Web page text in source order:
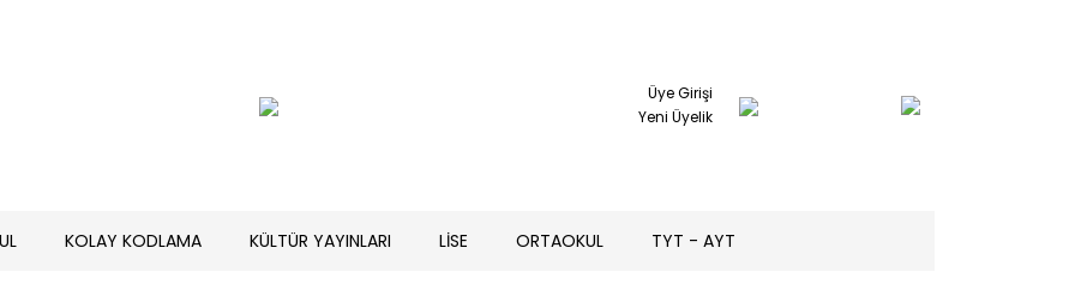
Üye Girişi
Yeni Üyelik
KOLAY KODLAMA KÜLTÜR YAYINLARI LİSE ORTAOKUL TYT - AYT